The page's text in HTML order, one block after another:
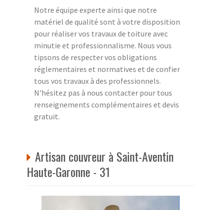
Notre équipe experte ainsi que notre
matériel de qualité sont à votre disposition
pour réaliser vos travaux de toiture avec
minutie et professionnalisme. Nous vous
tipsons de respecter vos obligations
réglementaires et normatives et de confier
tous vos travaux à des professionnels.
N'hésitez pas à nous contacter pour tous
renseignements complémentaires et devis
gratuit.
Artisan couvreur à Saint-Aventin
Haute-Garonne - 31